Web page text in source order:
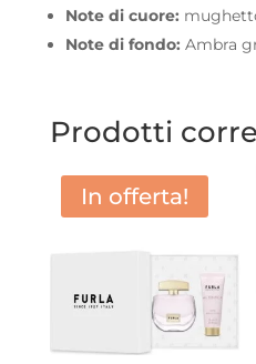
Note di cuore:
Note di fondo: Ambra
Prodotti
In offerta!